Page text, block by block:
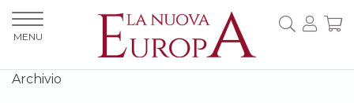
Archivio
MENU